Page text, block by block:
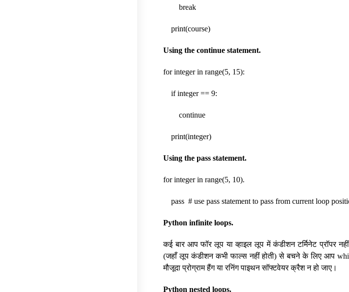
break
print(course)
Using the continue statement.
for integer in range(5, 15):
if integer == 9:
continue
print(integer)
Using the pass statement.
for integer in range(5, 10).
pass # use pass statement to pass from current loop
Python infinite loops.
कई बार आप फॉर लूप या व्हाइल लूप में कंडीशन टर्मिनेट प्रॉपर
(जहाँ लूप कंडीशन कभी फाल्स नहीं होती) से बचने के लिए आप
मौजूदा प्रोग्राम हैंग या रनिंग पाइथन सॉफ्टवेयर क्रैश न हो जाए।
Python nested loops.